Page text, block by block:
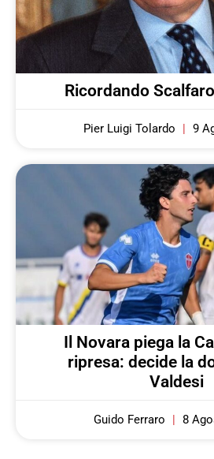
Ricordando
Pier Luigi Tolardo 9
Il Novara piega la
ripresa: decide la
Valdesi
Guido Ferraro 8